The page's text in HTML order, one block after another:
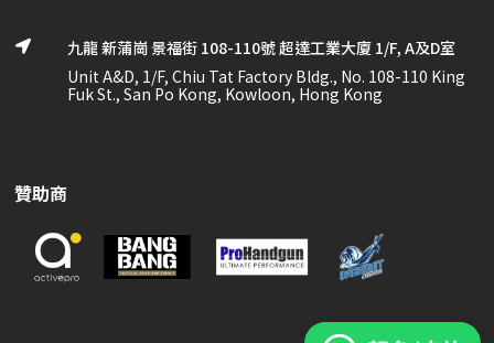

九龍 新蒲崗 景福街 108-110號 超達工業大廈 1/F, A及D室
Unit A&D, 1/F, Chiu Tat Factory Bldg., No. 108-110 King
Fuk St., San Po Kong, Kowloon, Hong Kong
贊助商